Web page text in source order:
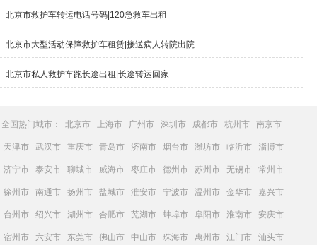
北京市救护车转运电话号码|120急救车出租
北京市大型活动保障救护车租赁|接送病人转院出院
北京市私人救护车跑长途出租|长途转运回家
全国热门城市： 北京市 上海市 广州市 深圳市 成都市 杭州市 南京市
天津市 武汉市 重庆市 青岛市 济南市 烟台市 潍坊市 临沂市 淄博市
济宁市 泰安市 聊城市 威海市 枣庄市 德州市 苏州市 无锡市 常州市
徐州市 南通市 扬州市 盐城市 淮安市 宁波市 温州市 金华市 嘉兴市
台州市 绍兴市 湖州市 合肥市 芜湖市 蚌埠市 阜阳市 淮南市 安庆市
宿州市 六安市 东莞市 佛山市 中山市 珠海市 惠州市 江门市 汕头市